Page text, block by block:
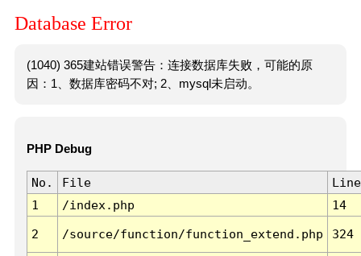
Database Error
(1040) 365建站错误警告：连接数据库失败，可能的原
因：1、数据库密码不对; 2、mysql未启动。
PHP Debug
No. File
Line
1
/index.php 14
2 /source/function/function_extend.php 324